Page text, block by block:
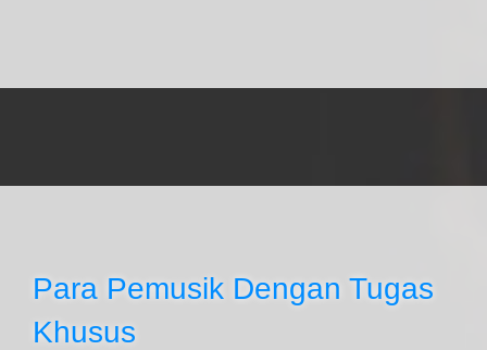
Para Pemusik Dengan Tugas
Khusus